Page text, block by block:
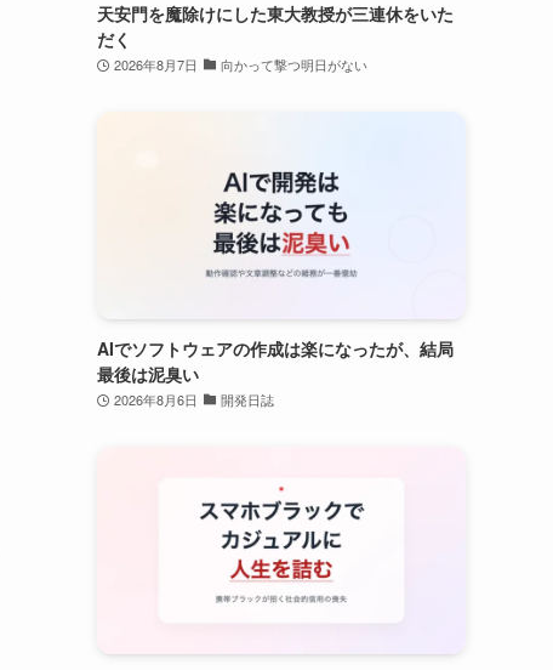
天安門を魔除けにした東大教授が三連休をいた
だく
2026年8月7日 向かって撃つ明日がない
AIでソフトウェアの作成は楽になったが、結局
最後は泥臭い
2026年8月6日 開発日誌